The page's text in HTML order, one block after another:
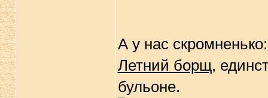
А у нас скромненько:
Летний борщ,
бульоне.